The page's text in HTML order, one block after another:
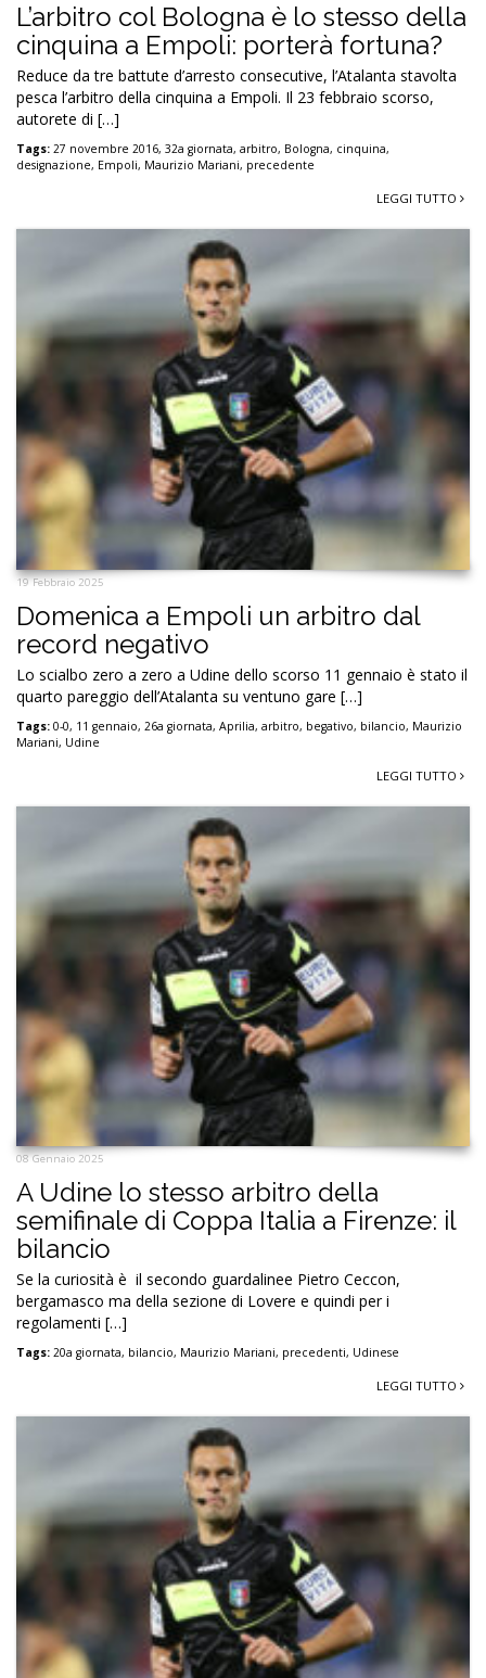
L’arbitro col Bologna è lo stesso della
cinquina a Empoli: porterà fortuna?
Reduce da tre battute d’arresto consecutive, l’Atalanta stavolta
pesca l’arbitro della cinquina a Empoli. Il 23 febbraio scorso,
autorete di […]
Tags: 27 novembre 2016, 32a giornata, arbitro, Bologna, cinquina,
designazione, Empoli, Maurizio Mariani, precedente
LEGGI TUTTO
19 Febbraio 2025
Domenica a Empoli un arbitro dal
record negativo
Lo scialbo zero a zero a Udine dello scorso 11 gennaio è stato il
quarto pareggio dell’Atalanta su ventuno gare […]
Tags: 0-0, 11 gennaio, 26a giornata, Aprilia, arbitro, begativo, bilancio, Maurizio
Mariani, Udine
LEGGI TUTTO
08 Gennaio 2025
A Udine lo stesso arbitro della
semifinale di Coppa Italia a Firenze: il
bilancio
Se la curiosità è il secondo guardalinee Pietro Ceccon,
bergamasco ma della sezione di Lovere e quindi per i
regolamenti […]
Tags: 20a giornata, bilancio, Maurizio Mariani, precedenti, Udinese
LEGGI TUTTO